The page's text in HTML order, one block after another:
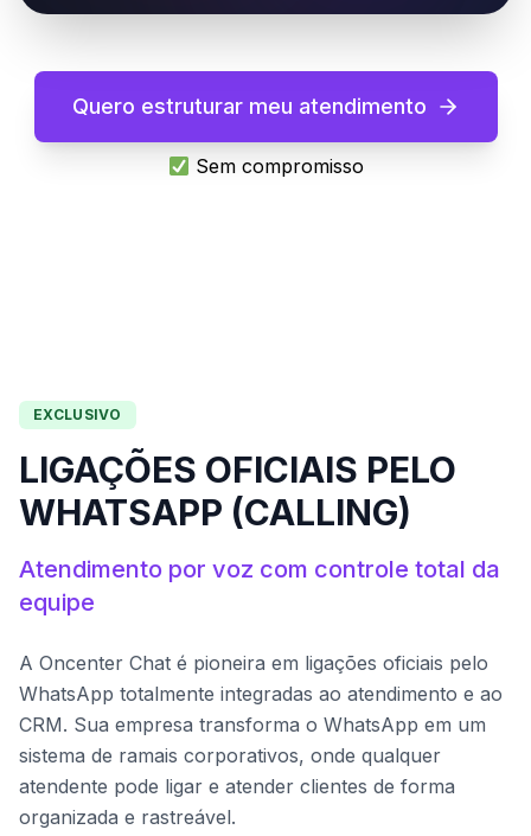
Quero estruturar meu atendimento
Sem compromisso
EXCLUSIVO
LIGAÇÕES OFICIAIS PELO
WHATSAPP (CALLING)
Atendimento por voz com controle total da
equipe
A Oncenter Chat é pioneira em ligações oficiais pelo
WhatsApp totalmente integradas ao atendimento e ao
CRM. Sua empresa transforma o WhatsApp em um
sistema de ramais corporativos, onde qualquer
atendente pode ligar e atender clientes de forma
organizada e rastreável.